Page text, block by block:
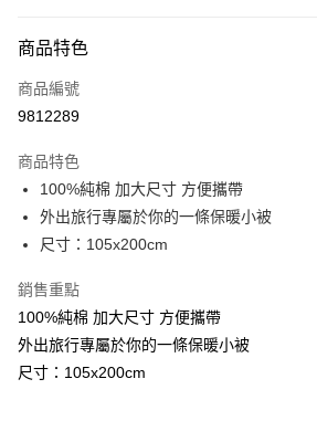
信用卡一次付款
超商取貨付款
Apple Pay
街口支付
運送方式
全家取貨付款
每筆NT$90，滿NT$999(含以上)免運費
商品特色
商品編號
9812289
商品特色
100%純棉 加大尺寸 方便攜帶
外出旅行專屬於你的一條保暖小被
尺寸：105x200cm
銷售重點
100%純棉 加大尺寸 方便攜帶
外出旅行專屬於你的一條保暖小被
尺寸：105x200cm